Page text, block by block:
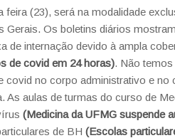
(23), será na modalidade
Gerais. Os boletins diários
internação devido à ampla
de covid em 24 horas). Não
no corpo administrativo e no
aulas de turmas do curso de
(Medicina da UFMG suspende
de BH (Escolas